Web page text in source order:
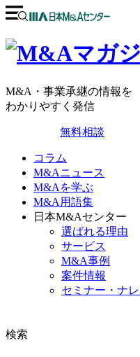
M&A・事業承継の情報を
わかりやすく発信
無料相談
コラム
M&Aニュース
M&Aを学ぶ
M&A用語集
日本M&Aセンター
選ばれる理由
サービス
M&A事例
案件情報
セミナー・ナ
検索